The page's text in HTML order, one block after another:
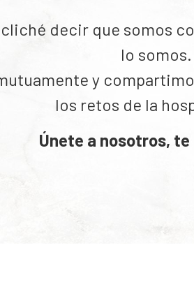
decir que somos
lo somos.
y
los retos de la
Únete a nosotros,